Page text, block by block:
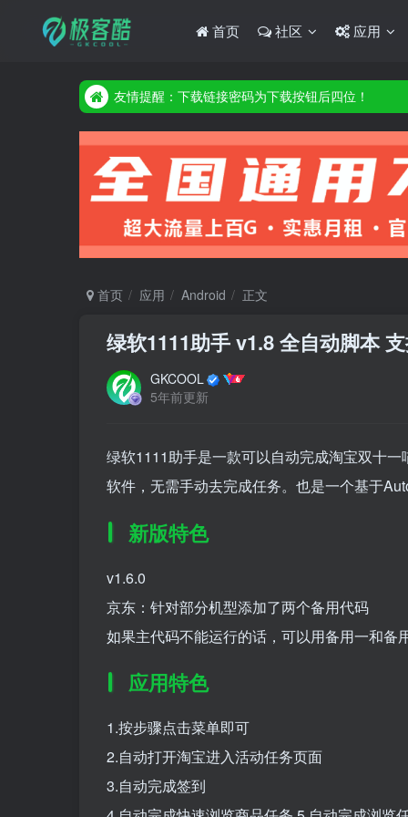
首页 社区 应用
友情提醒：下载链接密码为下载按钮后四位！
友情提醒：下载链接密码为下载按钮后四位！
首页 应用 Android 正文
绿软1111助手 v1.8 全自动脚本
GKCOOL
5年前更新
绿软1111助手是一款可以自动完成淘宝双十
软件，无需手动去完成任务。也是一个基于
新版特色
v1.6.0
京东：针对部分机型添加了两个备用代码
如果主代码不能运行的话，可以用备用一和备
应用特色
1.按步骤点击菜单即可
2.自动打开淘宝进入活动任务页面
3.自动完成签到